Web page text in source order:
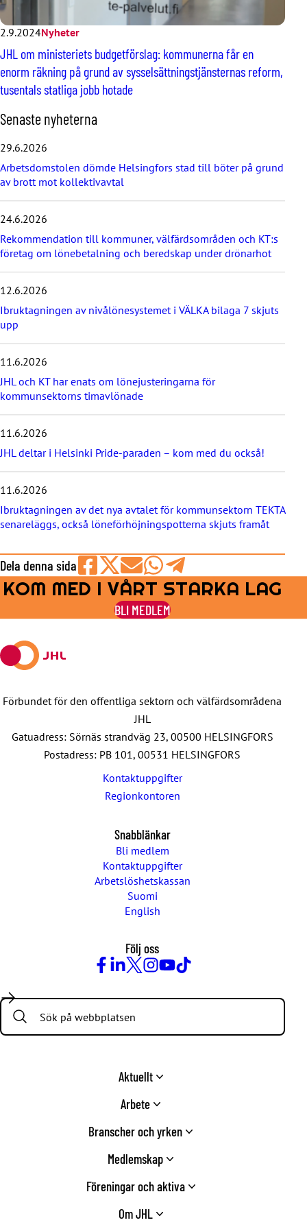
2.9.2024Nyheter
JHL om ministeriets budgetförslag: kommunerna får en
enorm räkning på grund av sysselsättningstjänsternas reform,
tusentals statliga jobb hotade
H
o
p
p
a
ö
v
r
d
e
n
a
s
e
n
y
h
e
t
e
n
a
Senaste nyheterna
29.6.2026
Arbetsdomstolen dömde Helsingfors stad till böter på grund
av brott mot kollektivavtal
24.6.2026
Rekommendation till kommuner, välfärdsområden och KT:s
företag om lönebetalning och beredskap under drönarhot
12.6.2026
Ibruktagningen av nivålönesystemet i VÄLKA bilaga 7 skjuts
upp
11.6.2026
JHL och KT har enats om lönejusteringarna för
kommunsektorns timavlönade
11.6.2026
JHL deltar i Helsinki Pride-paraden – kom med du också!
11.6.2026
Ibruktagningen av det nya avtalet för kommunsektorn TEKTA
senareläggs, också löneförhöjningspotterna skjuts framåt
Dela denna sida
Share
on
Facebook
Share
on
Share
by
E-
Share
on
WhatsApp
Share
on
Telegram
KOM MED I VÅRT STARKA LAG
BLI MEDLEM
Förbundet för den offentliga sektorn och välfärdsområdena
JHL
Gatuadress: Sörnäs strandväg 23, 00500 HELSINGFORS
Postadress: PB 101, 00531 HELSINGFORS
Kontaktuppgifter
Regionkontoren
Snabblänkar
Bli medlem
Kontaktuppgifter
Arbetslöshetskassan
Suomi
English
Följ oss
Search:
Aktuellt
Arbete
Branscher och yrken
Medlemskap
Föreningar och aktiva
Om JHL